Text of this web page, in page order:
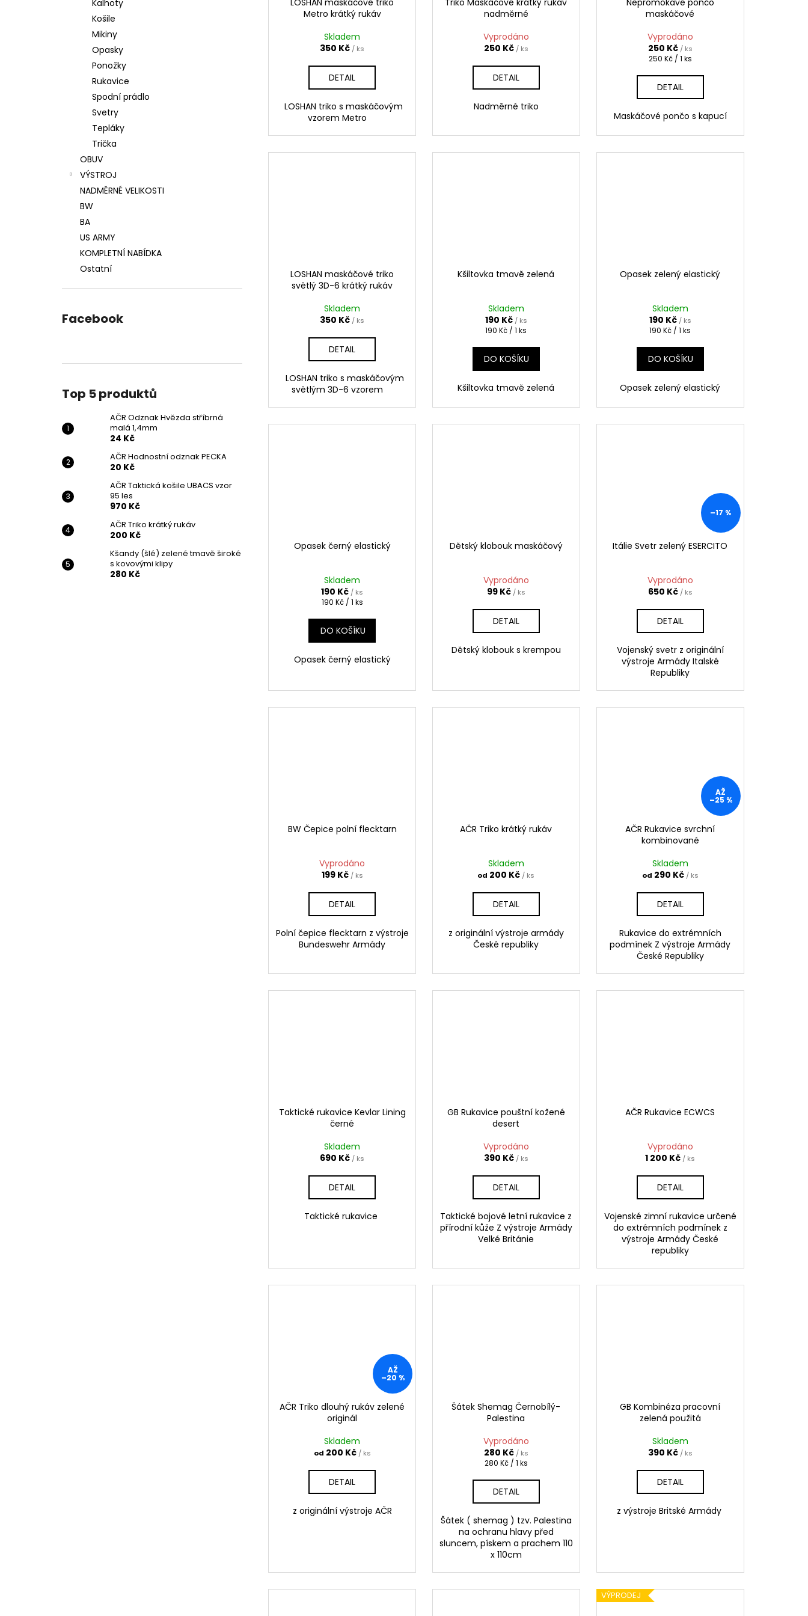
Kalhoty
Košile
Mikiny
Opasky
Ponožky
Rukavice
Spodní prádlo
Svetry
Tepláky
Trička
OBUV
VÝSTROJ
NADMĚRNÉ VELIKOSTI
BW
BA
US ARMY
KOMPLETNÍ NABÍDKA
Ostatní
Facebook
Top 5 produktů
AČR Odznak Hvězda stříbrná
malá 1,4mm
24 Kč
AČR Hodnostní odznak PECKA
20 Kč
AČR Taktická košile UBACS vzor
95 les
970 Kč
AČR Triko krátký rukáv
200 Kč
Kšandy (šlé) zelené tmavě široké
s kovovými klipy
280 Kč
LOSHAN maskáčové triko
Metro krátký rukáv
Skladem
350 Kč / ks
DETAIL
LOSHAN triko s maskáčovým
vzorem Metro
Triko Maskáčové krátký rukáv
nadměrné
Vyprodáno
250 Kč / ks
DETAIL
Nadměrné triko
Nepromokavé pončo
maskáčové
Vyprodáno
250 Kč / ks
Měrná
250 Kč / 1 ks
DETAIL
Maskáčové pončo s kapucí
LOSHAN maskáčové triko
světlý 3D-6 krátký rukáv
Skladem
350 Kč / ks
DETAIL
LOSHAN triko s maskáčovým
světlým 3D-6 vzorem
Kšiltovka tmavě zelená
Skladem
190 Kč / ks
Měrná
190 Kč / 1 ks
DO KOŠÍKU
Kšiltovka tmavě zelená
Opasek zelený elastický
Skladem
190 Kč / ks
Měrná
190 Kč / 1 ks
DO KOŠÍKU
Opasek zelený elastický
Opasek černý elastický
Skladem
190 Kč / ks
Měrná
190 Kč / 1 ks
DO KOŠÍKU
Opasek černý elastický
Dětský klobouk maskáčový
Vyprodáno
99 Kč / ks
DETAIL
Dětský klobouk s krempou
–17 %
Itálie Svetr zelený ESERCITO
Vyprodáno
650 Kč / ks
DETAIL
Vojenský svetr z originální
výstroje Armády Italské
Republiky
BW Čepice polní flecktarn
Vyprodáno
199 Kč / ks
DETAIL
Polní čepice flecktarn z výstroje
Bundeswehr Armády
AČR Triko krátký rukáv
Skladem
od 200 Kč / ks
DETAIL
z originální výstroje armády
České republiky
AŽ
–25 %
AČR Rukavice svrchní
kombinované
Skladem
od 290 Kč / ks
DETAIL
Rukavice do extrémních
podmínek Z výstroje Armády
České Republiky
Taktické rukavice Kevlar Lining
černé
Skladem
690 Kč / ks
DETAIL
Taktické rukavice
GB Rukavice pouštní kožené
desert
Vyprodáno
390 Kč / ks
DETAIL
Taktické bojové letní rukavice z
přírodní kůže Z výstroje Armády
Velké Británie
AČR Rukavice ECWCS
Vyprodáno
1 200 Kč / ks
DETAIL
Vojenské zimní rukavice určené
do extrémních podmínek z
výstroje Armády České
republiky
AŽ
–20 %
AČR Triko dlouhý rukáv zelené
originál
Skladem
od 200 Kč / ks
DETAIL
z originální výstroje AČR
Šátek Shemag Černobílý-
Palestina
Vyprodáno
280 Kč / ks
Měrná
280 Kč / 1 ks
DETAIL
Šátek ( shemag ) tzv. Palestina
na ochranu hlavy před
sluncem, pískem a prachem 110
x 110cm
GB Kombinéza pracovní
zelená použitá
Skladem
390 Kč / ks
DETAIL
z výstroje Britské Armády
VÝPRODEJ